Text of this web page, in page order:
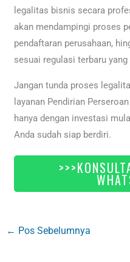
legalitas bisnis secara
akan mendampingi proses
pendaftaran perusahaan,
sesuai regulasi terbaru
Jangan tunda proses
layanan Pendirian
hanya dengan investasi
Anda sudah siap berdiri.
← Pos Sebelumnya